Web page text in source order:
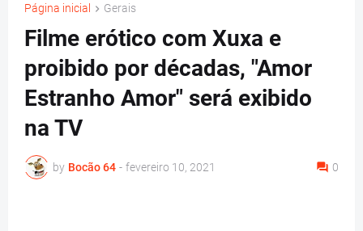
Página inicial Gerais
Filme erótico com Xuxa e
proibido por décadas, "Amor
Estranho Amor" será exibido
na TV
by Bocão 64 - fevereiro 10, 2021 0